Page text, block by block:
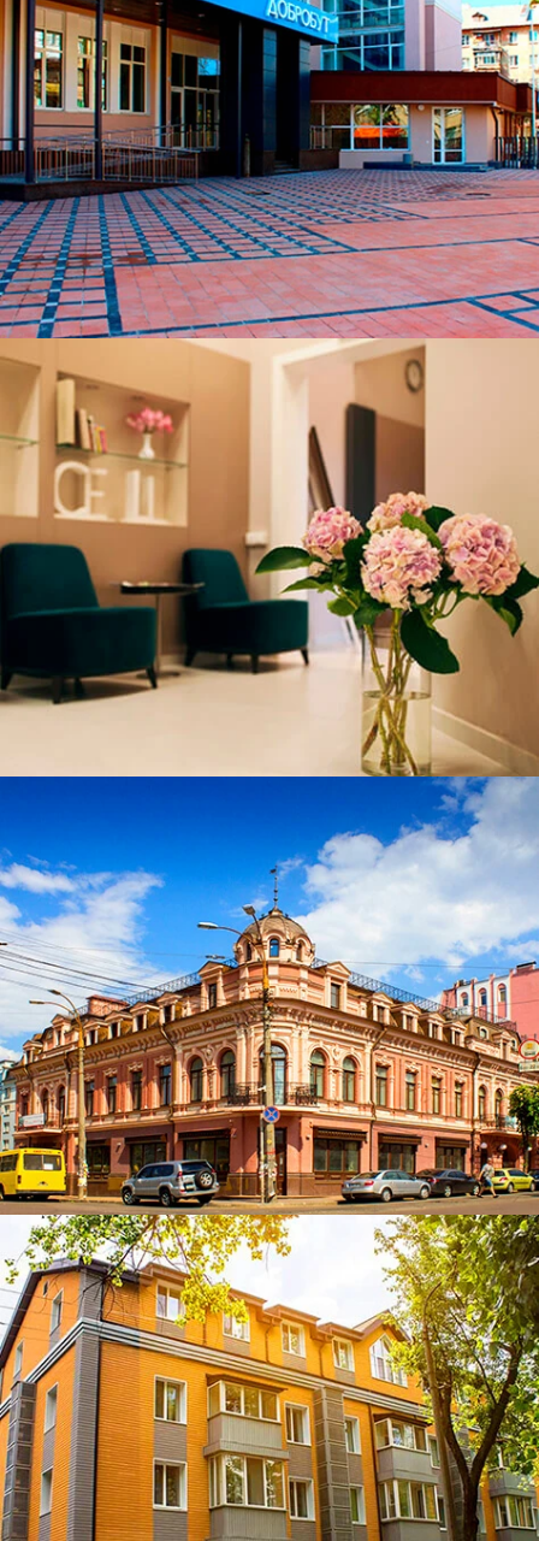
ЧИТАТИ ДАЛІ
ЧИТАТИ ДАЛІ
ЧИТАТИ ДАЛІ
ЧИТАТИ ДАЛІ